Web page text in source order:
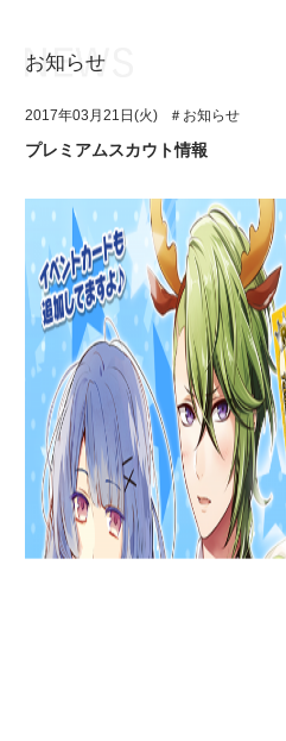
アプリゲーム
イベント・キャンペーン
ミュージック
グッズ・本
ギャラリー
ユニット&キャラクター
アプリゲーム
イベント・キャンペーン
ミュージック
グッズ・本
ギャラリー
お知らせ
2017年03月21日(火) ＃お知らせ
プレミアムスカウト情報